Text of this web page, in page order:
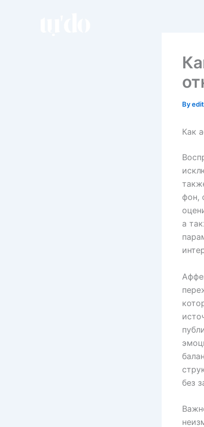
By
Как
фон,
а
без